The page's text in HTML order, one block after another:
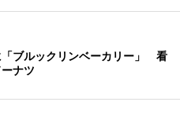
「ブルックリンベーカリー」 看
ナツ